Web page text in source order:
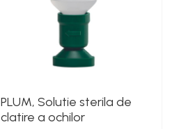
PLUM, Solutie sterila de
clatire a ochilor